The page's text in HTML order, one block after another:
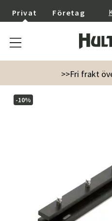
Privat Företag
>>Fri frakt
Möbler Cutter
-10%